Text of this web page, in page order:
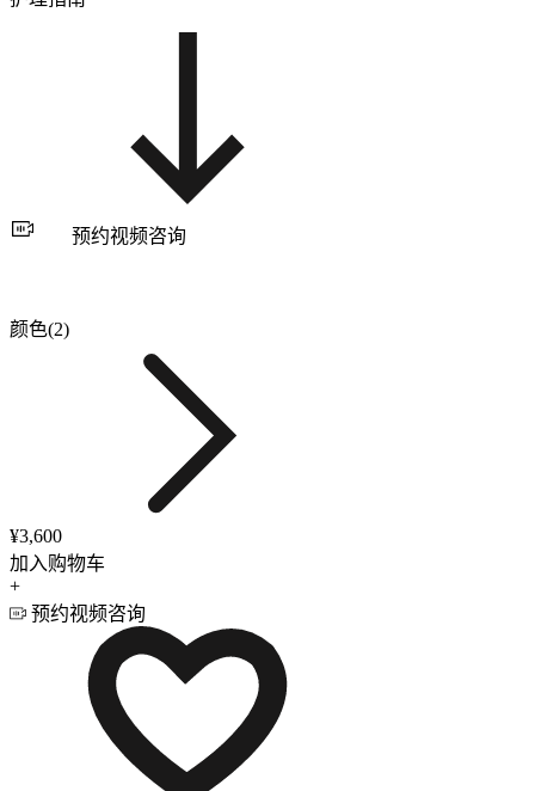
预约视频咨询
颜色(2)
¥3,600
加入购物车
+
预约视频咨询